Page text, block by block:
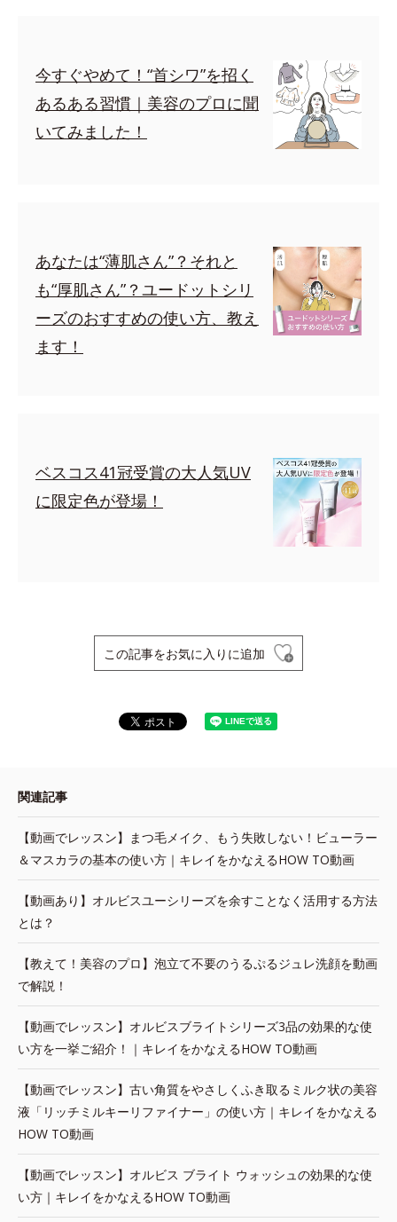
今すぐやめて！“首シワ”を招く
あるある習慣｜美容のプロに聞
いてみました！
あなたは“薄肌さん”？それと
も“厚肌さん”？ユードットシリ
ーズのおすすめの使い方、教え
ます！
ベスコス41冠受賞の大人気UV
に限定色が登場！
この記事をお気に入りに追加
関連記事
【動画でレッスン】まつ毛メイク、もう失敗しない！ビューラー
＆マスカラの基本の使い方｜キレイをかなえるHOW TO動画
【動画あり】オルビスユーシリーズを余すことなく活用する方法
とは？
【教えて！美容のプロ】泡立て不要のうるぷるジュレ洗顔を動画
で解説！
【動画でレッスン】オルビスブライトシリーズ3品の効果的な使
い方を一挙ご紹介！｜キレイをかなえるHOW TO動画
【動画でレッスン】古い角質をやさしくふき取るミルク状の美容
液「リッチミルキーリファイナー」の使い方｜キレイをかなえる
HOW TO動画
【動画でレッスン】オルビス ブライト ウォッシュの効果的な使
い方｜キレイをかなえるHOW TO動画